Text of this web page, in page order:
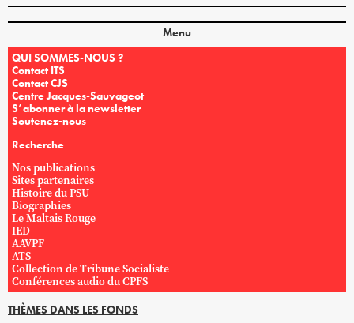
Menu
QUI SOMMES-NOUS ?
Contact ITS
Contact CJS
Centre Jacques-Sauvageot
S’abonner à la newsletter
Soutenez-nous
Recherche
Nos publications
Sites partenaires
Histoire du PSU
Biographies
Le Maltais Rouge
IED
AAVPF
ATS
Collection de Tribune Socialiste
Conférences audio du CPFS
THÈMES DANS LES FONDS